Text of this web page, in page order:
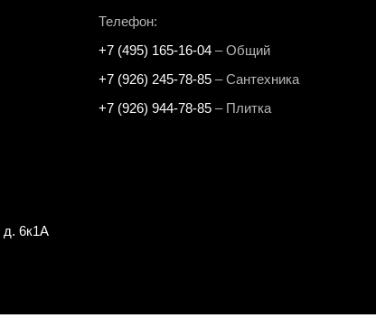
д. 6к1А
Телефон:
+7 (495) 165-16-04– Общий
+7 (926) 245-78-85– Сантехника
+7 (926) 944-78-85– Плитка